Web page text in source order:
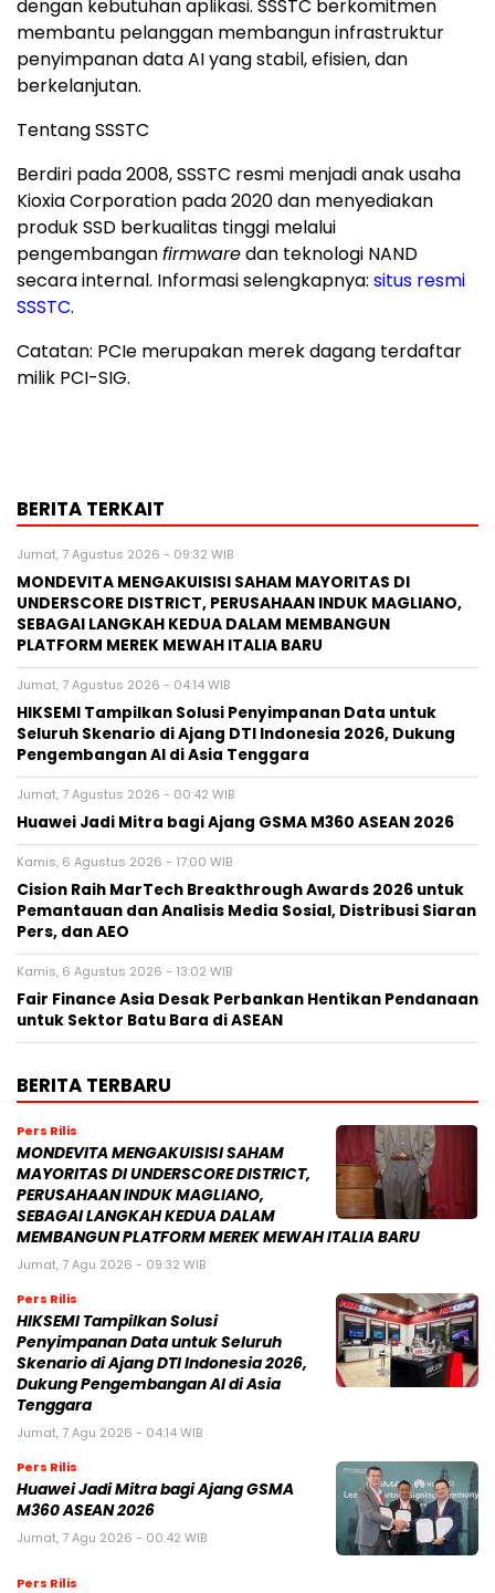
dengan kebutuhan aplikasi. SSSTC berkomitmen
membantu pelanggan membangun infrastruktur
penyimpanan data AI yang stabil, efisien, dan
berkelanjutan.
Tentang SSSTC
Berdiri pada 2008, SSSTC resmi menjadi anak usaha
Kioxia Corporation pada 2020 dan menyediakan
produk SSD berkualitas tinggi melalui
pengembanganfirmwaredan teknologi NAND
secara internal. Informasi selengkapnya: situs resmi
SSSTC.
Catatan: PCIe merupakan merek dagang terdaftar
milik PCI-SIG.
BERITA TERKAIT
Jumat, 7 Agustus 2026 - 09:32 WIB
MONDEVITA MENGAKUISISI SAHAM MAYORITAS DI
UNDERSCORE DISTRICT, PERUSAHAAN INDUK MAGLIANO,
SEBAGAI LANGKAH KEDUA DALAM MEMBANGUN
PLATFORM MEREK MEWAH ITALIA BARU
Jumat, 7 Agustus 2026 - 04:14 WIB
HIKSEMI Tampilkan Solusi Penyimpanan Data untuk
Seluruh Skenario di Ajang DTI Indonesia 2026, Dukung
Pengembangan AI di Asia Tenggara
Jumat, 7 Agustus 2026 - 00:42 WIB
Huawei Jadi Mitra bagi Ajang GSMA M360 ASEAN 2026
Kamis, 6 Agustus 2026 - 17:00 WIB
Cision Raih MarTech Breakthrough Awards 2026 untuk
Pemantauan dan Analisis Media Sosial, Distribusi Siaran
Pers, dan AEO
Kamis, 6 Agustus 2026 - 13:02 WIB
Fair Finance Asia Desak Perbankan Hentikan Pendanaan
untuk Sektor Batu Bara di ASEAN
BERITA TERBARU
Pers Rilis
MONDEVITA MENGAKUISISI SAHAM
MAYORITAS DI UNDERSCORE DISTRICT,
PERUSAHAAN INDUK MAGLIANO,
SEBAGAI LANGKAH KEDUA DALAM
MEMBANGUN PLATFORM MEREK MEWAH ITALIA BARU
Jumat, 7 Agu 2026 - 09:32 WIB
Pers Rilis
HIKSEMI Tampilkan Solusi
Penyimpanan Data untuk Seluruh
Skenario di Ajang DTI Indonesia 2026,
Dukung Pengembangan AI di Asia
Tenggara
Jumat, 7 Agu 2026 - 04:14 WIB
Pers Rilis
Huawei Jadi Mitra bagi Ajang GSMA
M360 ASEAN 2026
Jumat, 7 Agu 2026 - 00:42 WIB
Pers Rilis